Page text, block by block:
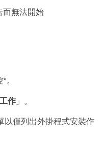
而無法開始
。
工作」。
以僅列出外掛程式安裝作